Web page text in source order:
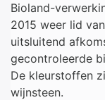
Bioland-
2015 weer lid
uitsluitend
gecontroleerde
De kleurstoffen
wijnsteen.